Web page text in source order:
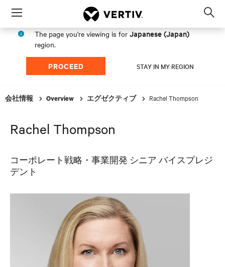
Menu
The page you're viewing is for Japanese (Japan)
region.
PROCEED STAY IN MY REGION
会社情報 Overview エグゼクティブ Rachel Thompson
Rachel Thompson
コーポレート戦略・事業開発 シニア バイスプレジ
デント